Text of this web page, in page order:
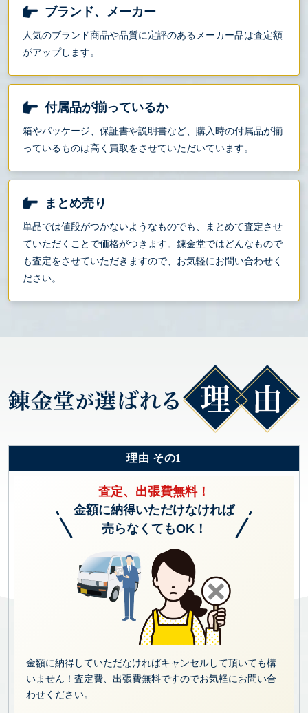
ブランド、メーカー
人気のブランド商品や品質に定評のあるメーカー品は査定額
がアップします。
付属品が揃っているか
箱やパッケージ、保証書や説明書など、購入時の付属品が揃
っているものは高く買取をさせていただいています。
まとめ売り
単品では値段がつかないようなものでも、まとめて査定させ
ていただくことで価格がつきます。錬金堂ではどんなもので
も査定をさせていただきますので、お気軽にお問い合わせく
ださい。
理由 その1
査定、出張費無料！
金額に納得いただけなければ
売らなくてもOK！
金額に納得していただなければキャンセルして頂いても構
いません！査定費、出張費無料ですのでお気軽にお問い合
わせください。